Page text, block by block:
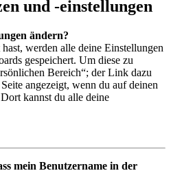
und -einstellungen
ändern?
werden alle deine Einstellungen
gespeichert. Um diese zu
Bereich“; der Link dazu
angezeigt, wenn du auf deinen
kannst du alle deine
mein Benutzername in der